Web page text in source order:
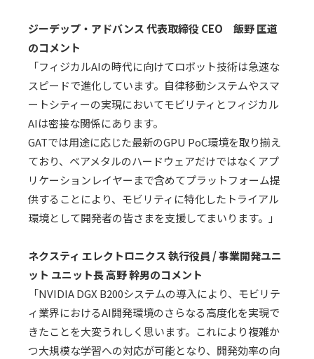
ジーデップ・アドバンス 代表取締役CEO 飯野 匡道
のコメント
「フィジカルAIの時代に向けてロボット技術は急速な
スピードで進化しています。自律移動システムやスマ
ートシティーの実現においてモビリティとフィジカル
AIは密接な関係にあります。
GATでは用途に応じた最新のGPU PoC環境を取り揃え
ており、ベアメタルのハードウェアだけではなくアプ
リケーションレイヤーまで含めてプラットフォーム提
供することにより、モビリティに特化したトライアル
環境として開発者の皆さまを支援してまいります。」
ネクスティ エレクトロニクス 執行役員 /事業開発ユニ
ット ユニット長 高野 幹男のコメント
「NVIDIA DGX B200システムの導入により、モビリテ
ィ業界におけるAI開発環境のさらなる高度化を実現で
きたことを大変うれしく思います。これにより複雑か
つ大規模な学習への対応が可能となり、開発効率の向